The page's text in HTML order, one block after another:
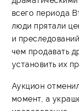
всего периода
люди прятали
и
чем продавать
установить их
Аукцион
момент, а